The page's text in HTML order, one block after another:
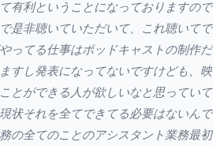
有利ということになっておりますの
是非聴いていただいて、これ聴いて
ってる仕事はポッドキャストの制作
すし発表になってないですけども、
とができる人が欲しいなと思ってい
状それを全てできてる必要はないん
の全てのことのアシスタント業務最